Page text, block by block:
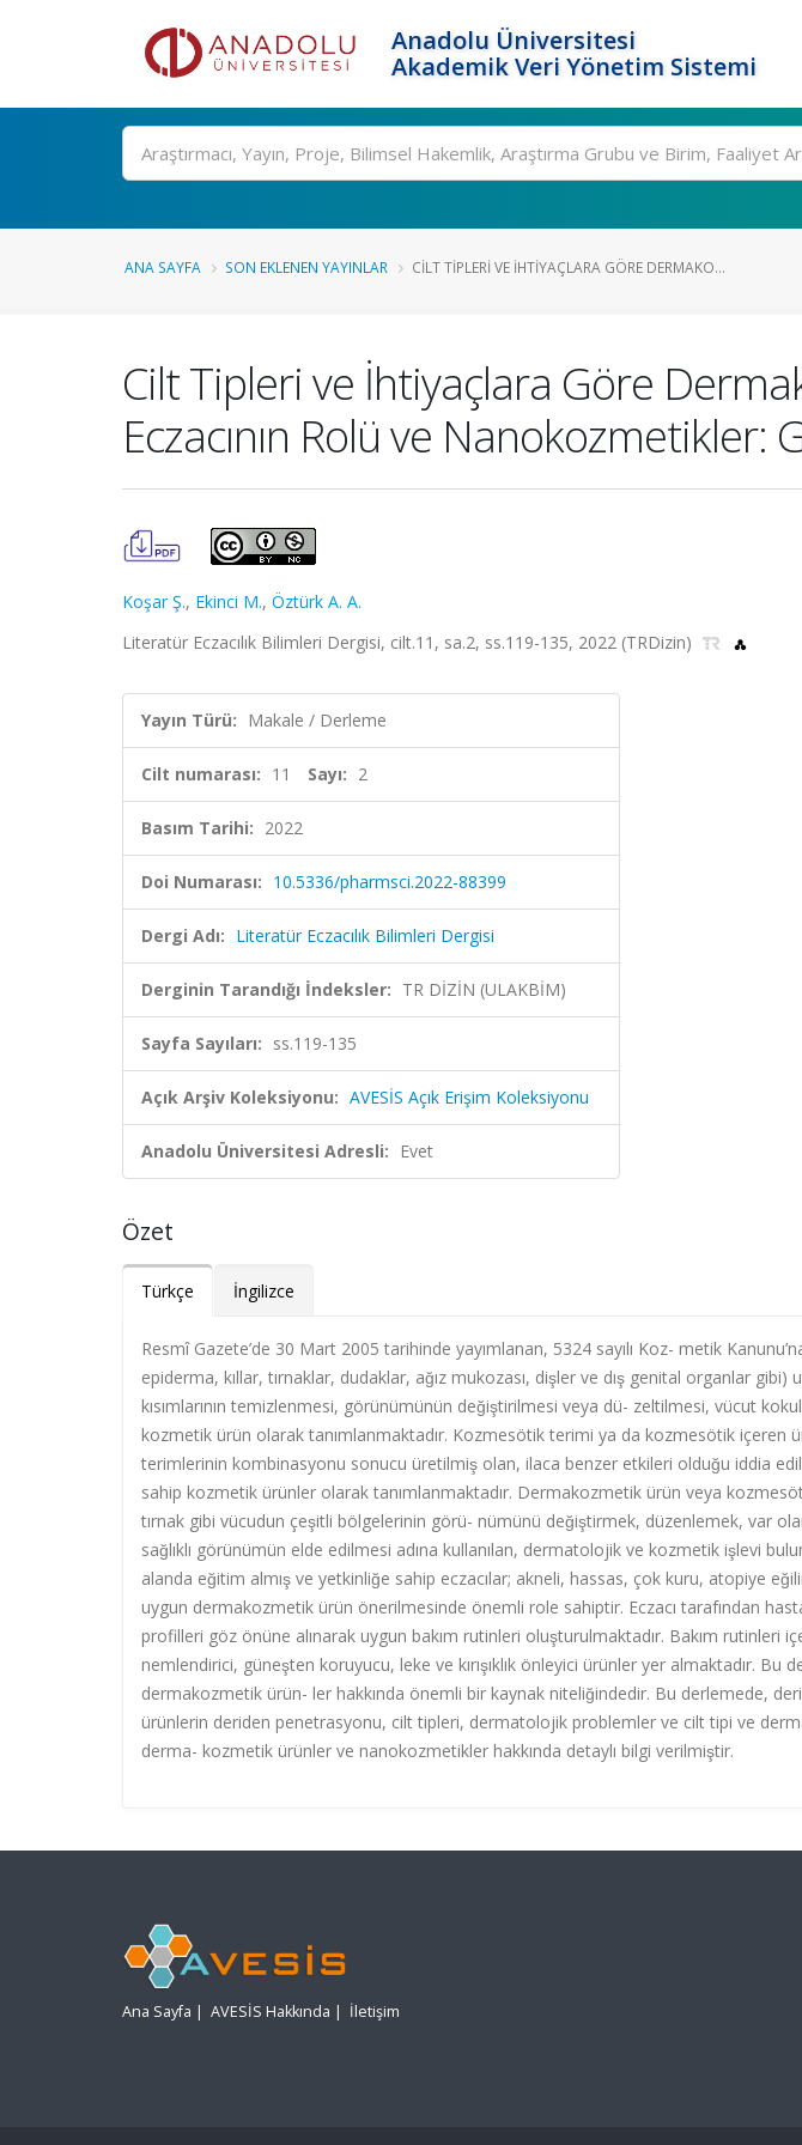
Anadolu Üniversitesi
Akademik Veri Yönetim Sistemi
Ara
ANA SAYFA SON EKLENEN YAYINLAR CILT TIPLERI VE İHTIYAÇLARA GÖRE DERMAKO...
Cilt Tipleri ve İhtiyaçlara Göre
Eczacının Rolü ve Nanokozmetikler:
Koşar Ş., Ekinci M., Öztürk A. A.
Literatür Eczacılık Bilimleri Dergisi, cilt.11, sa.2, ss.119-135, 2022 (TRDizin)
Yayın Türü: Makale / Derleme
Cilt numarası: 11 Sayı: 2
Basım Tarihi: 2022
Doi Numarası: 10.5336/pharmsci.2022-88399
Dergi Adı: Literatür Eczacılık Bilimleri Dergisi
Derginin Tarandığı İndeksler: TR DİZİN (ULAKBİM)
Sayfa Sayıları: ss.119-135
Açık Arşiv Koleksiyonu: AVESİS Açık Erişim Koleksiyonu
Anadolu Üniversitesi Adresli: Evet
Özet
Türkçe İngilizce
Resmî Gazete’de 30 Mart 2005 tarihinde yayımlanan, 5324 sayılı Koz- metik
epiderma, kıllar, tırnaklar, dudaklar, ağız mukozası, dişler ve dış genital organlar gibi)
kısımlarının temizlenmesi, görünümünün değiştirilmesi veya dü- zeltilmesi, vücut
kozmetik ürün olarak tanımlanmaktadır. Kozmesötik terimi ya da kozmesötik içeren
terimlerinin kombinasyonu sonucu üretilmiş olan, ilaca benzer etkileri olduğu iddia
sahip kozmetik ürünler olarak tanımlanmaktadır. Dermakozmetik ürün veya
tırnak gibi vücudun çeşitli bölgelerinin görü- nümünü değiştirmek, düzenlemek, var
sağlıklı görünümün elde edilmesi adına kullanılan, dermatolojik ve kozmetik işlevi
alanda eğitim almış ve yetkinliğe sahip eczacılar; akneli, hassas, çok kuru, atopiye eğ
uygun dermakozmetik ürün önerilmesinde önemli role sahiptir. Eczacı tarafından
profilleri göz önüne alınarak uygun bakım rutinleri oluşturulmaktadır. Bakım rutinleri
nemlendirici, güneşten koruyucu, leke ve kırışıklık önleyici ürünler yer almaktadır. Bu
dermakozmetik ürün- ler hakkında önemli bir kaynak niteliğindedir. Bu derlemede,
ürünlerin deriden penetrasyonu, cilt tipleri, dermatolojik problemler ve cilt tipi ve
derma- kozmetik ürünler ve nanokozmetikler hakkında detaylı bilgi verilmiştir.
Ana Sayfa | AVESİS Hakkında | İletişim